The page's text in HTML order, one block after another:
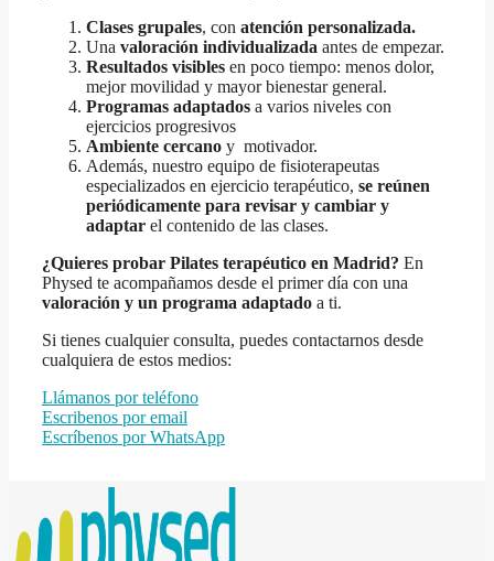
Clases grupales, con atención personalizada.
Una valoración individualizada antes de empezar.
Resultados visibles en poco tiempo: menos dolor,
mejor movilidad y mayor bienestar general.
Programas adaptados a varios niveles con
ejercicios progresivos
Ambiente cercano y motivador.
Además, nuestro equipo de fisioterapeutas
especializados en ejercicio terapéutico, se reúnen
periódicamente para revisar y cambiar y
adaptar el contenido de las clases.
¿Quieres probar Pilates terapéutico en Madrid? En
Physed te acompañamos desde el primer día con una
valoración y un programa adaptado a ti.
Si tienes cualquier consulta, puedes contactarnos desde
cualquiera de estos medios:
Llámanos por teléfono
Escribenos por email
Escríbenos por WhatsApp